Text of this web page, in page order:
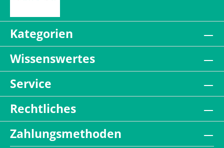
Kategorien
Wissenswertes
Service
Rechtliches
Zahlungsmethoden